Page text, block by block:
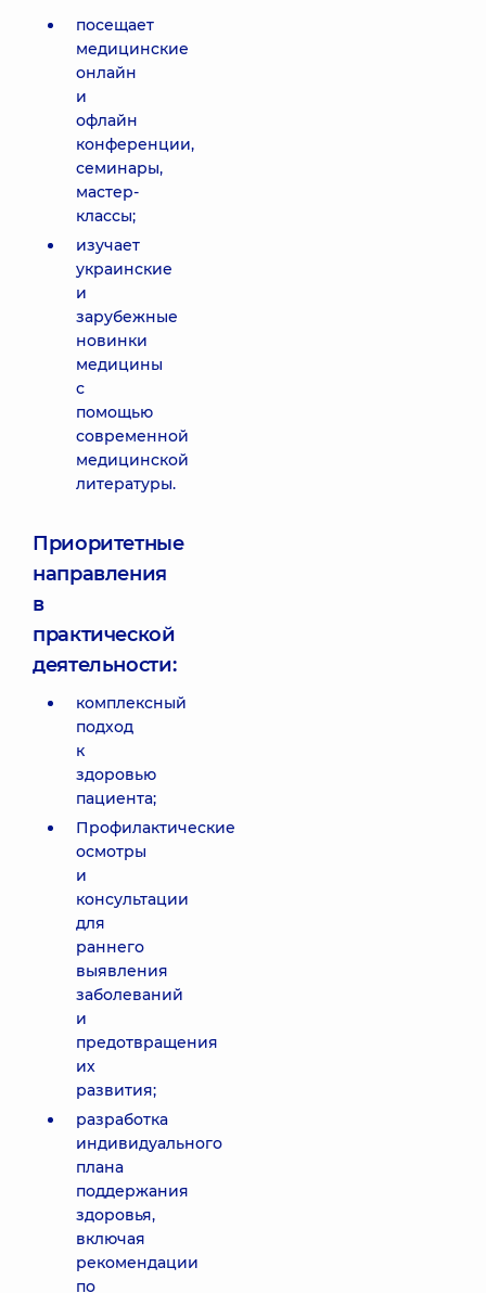
посещает
медицинские
онлайн
и
офлайн
конференции,
семинары,
мастер-
классы;
изучает
украинские
и
зарубежные
новинки
медицины
с
помощью
современной
медицинской
литературы.
Приоритетные
направления
в
практической
деятельности:
комплексный
подход
к
здоровью
пациента;
Профилактические
осмотры
и
консультации
для
раннего
выявления
заболеваний
и
предотвращения
их
развития;
разработка
индивидуального
плана
поддержания
здоровья,
включая
рекомендации
по